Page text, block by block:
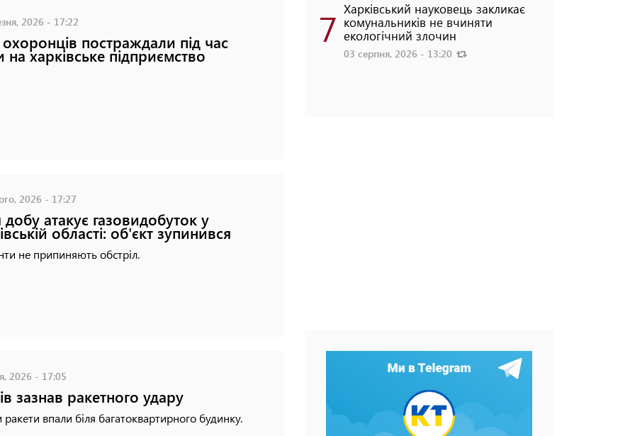
2026 - 17:22
постраждали під час
на харківське підприємство
2026 - 17:27
добу атакує газовидобуток у
області: об'єкт зупинився
не припиняють обстріл.
2026 - 17:05
зазнав ракетного удару
ракети впали біля багатоквартирного будинку.
7 Харківський науковець закликає
комунальників не вчиняти
екологічний злочин
03 серпня, 2026 - 13:20